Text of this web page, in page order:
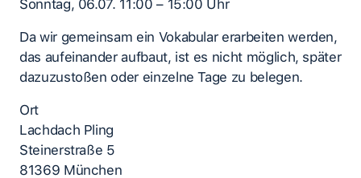
Sonntag, 06.07. 11:00 – 15:00 Uhr
Da wir gemeinsam ein Vokabular erarbeiten werden,
das aufeinander aufbaut, ist es nicht möglich, später
dazuzustoßen oder einzelne Tage zu belegen.
Ort
Lachdach Pling
Steinerstraße 5
81369 München